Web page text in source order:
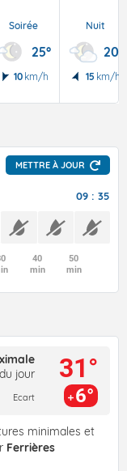
Soirée
25°
10 km/h
Nuit
20°
15 km/h
METTRE À JOUR
09 : 35
40
min
50
min
du jour
Ecart
31°
6°
minimales et
Ferrières